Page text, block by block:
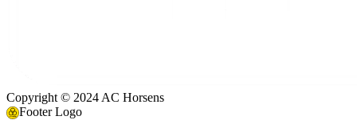
Copyright © 2024 AC Horsens
Footer Logo